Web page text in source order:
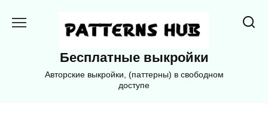
Бесплатные выкройки
Авторские выкройки, (паттерны) в свободном
доступе